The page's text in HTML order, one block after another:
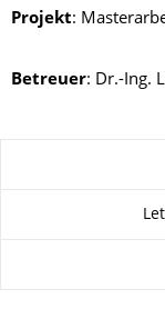
Projekt:
Betreuer: Dr.-Ing.